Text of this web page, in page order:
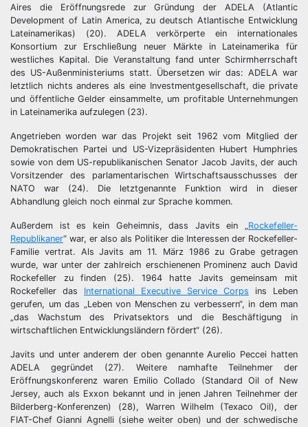
Aires die Eröffnungsrede zur Gründung der ADELA (Atlantic
Development of Latin America, zu deutsch Atlantische Entwicklung
Lateinamerikas) (20). ADELA verkörperte ein internationales
Konsortium zur Erschließung neuer Märkte in Lateinamerika für
westliches Kapital. Die Veranstaltung fand unter Schirmherrschaft
des US-Außenministeriums statt. Übersetzen wir das: ADELA war
letztlich nichts anderes als eine Investmentgesellschaft, die private
und öffentliche Gelder einsammelte, um profitable Unternehmungen
in Lateinamerika aufzulegen (23).
Angetrieben worden war das Projekt seit 1962 vom Mitglied der
Demokratischen Partei und US-Vizepräsidenten Hubert Humphries
sowie von dem US-republikanischen Senator Jacob Javits, der auch
Vorsitzender des parlamentarischen Wirtschaftsausschusses der
NATO war (24). Die letztgenannte Funktion wird in dieser
Abhandlung gleich noch einmal zur Sprache kommen.
Außerdem ist es kein Geheimnis, dass Javits ein „Rockefeller-
Republikaner“ war, er also als Politiker die Interessen der Rockefeller-
Familie vertrat. Als Javits am 11. März 1986 zu Grabe getragen
wurde, war unter der zahlreich erschienenen Prominenz auch David
Rockefeller zu finden (25). 1964 hatte Javits gemeinsam mit
Rockefeller das International Executive Service Corps ins Leben
gerufen, um das „Leben von Menschen zu verbessern“, in dem man
„das Wachstum des Privatsektors und die Beschäftigung in
wirtschaftlichen Entwicklungsländern fördert“ (26).
Javits und unter anderem der oben genannte Aurelio Peccei hatten
ADELA gegründet (27). Weitere namhafte Teilnehmer der
Eröffnungskonferenz waren Emilio Collado (Standard Oil of New
Jersey, auch als Exxon bekannt und in jenen Jahren Teilnehmer der
Bilderberg-Konferenzen) (28), Warren Wilhelm (Texaco Oil), der
FIAT-Chef Gianni Agnelli (siehe weiter oben) und der schwedische